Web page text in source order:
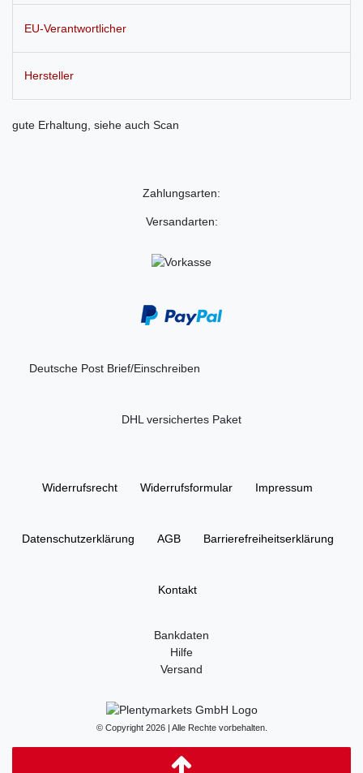
EU-Verantwortlicher
Hersteller
gute Erhaltung, siehe auch Scan
Zahlungsarten:
Versandarten:
Deutsche Post Brief/Einschreiben
DHL versichertes Paket
Widerrufs­recht Widerrufs­formular Impressum
Daten­schutz­erklärung AGB Barrierefreiheitserklärung
Kontakt
Bankdaten
Hilfe
Versand
© Copyright 2026 | Alle Rechte vorbehalten.